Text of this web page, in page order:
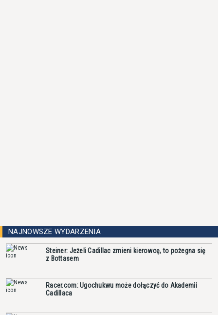
NAJNOWSZE WYDARZENIA
Steiner: Jeżeli Cadillac zmieni kierowcę, to pożegna się
z Bottasem
Racer.com: Ugochukwu może dołączyć do Akademii
Cadillaca